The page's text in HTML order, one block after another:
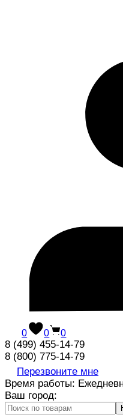
0 0 0
8 (499) 455-14-79
8 (800) 775-14-79
Перезвоните мне
Время работы:
Ваш город: